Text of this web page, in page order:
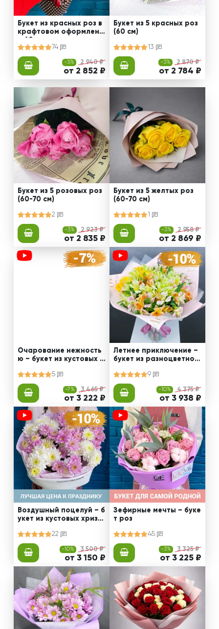
Букет из красных роз в
крафтовом оформлени
74
-3% 2 940 ₽
от 2 852 ₽
Букет из 5 красных роз
(60 см)
13
-3% 2 870 ₽
от 2 784 ₽
Букет из 5 розовых роз
(60-70 см)
2
-3% 2 923 ₽
от 2 835 ₽
Букет из 5 желтых роз
(60-70 см)
1
-3% 2 958 ₽
от 2 869 ₽
Очарование нежность
ю – букет из кустовых х
5
-7% 3 465 ₽
от 3 222 ₽
Летнее приключение –
букет из разноцветной
9
-10% 4 375 ₽
от 3 938 ₽
Воздушный поцелуй – б
укет из кустовых хриза
22
-10% 3 500 ₽
от 3 150 ₽
Зефирные мечты – буке
т роз
45
-3% 3 325 ₽
от 3 225 ₽